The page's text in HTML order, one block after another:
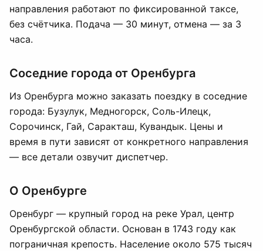
направления работают по фиксированной таксе,
без счётчика. Подача — 30 минут, отмена — за 3
часа.
Соседние города от Оренбурга
Из Оренбурга можно заказать поездку в соседние
города: Бузулук, Медногорск, Соль-Илецк,
Сорочинск, Гай, Саракташ, Кувандык. Цены и
время в пути зависят от конкретного направления
— все детали озвучит диспетчер.
О Оренбурге
Оренбург — крупный город на реке Урал, центр
Оренбургской области. Основан в 1743 году как
пограничная крепость. Население около 575 тысяч